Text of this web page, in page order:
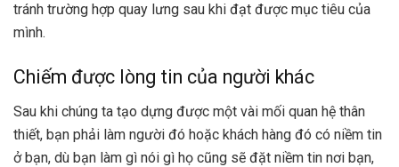
tránh trường hợp quay lưng sau khi đạt được mục tiêu của
mình.
Chiếm được lòng tin của người khác
Sau khi chúng ta tạo dựng được một vài mối quan hệ thân
thiết, bạn phải làm người đó hoặc khách hàng đó có niềm tin
ở bạn, dù bạn làm gì nói gì họ cũng sẽ đặt niềm tin nơi bạn,